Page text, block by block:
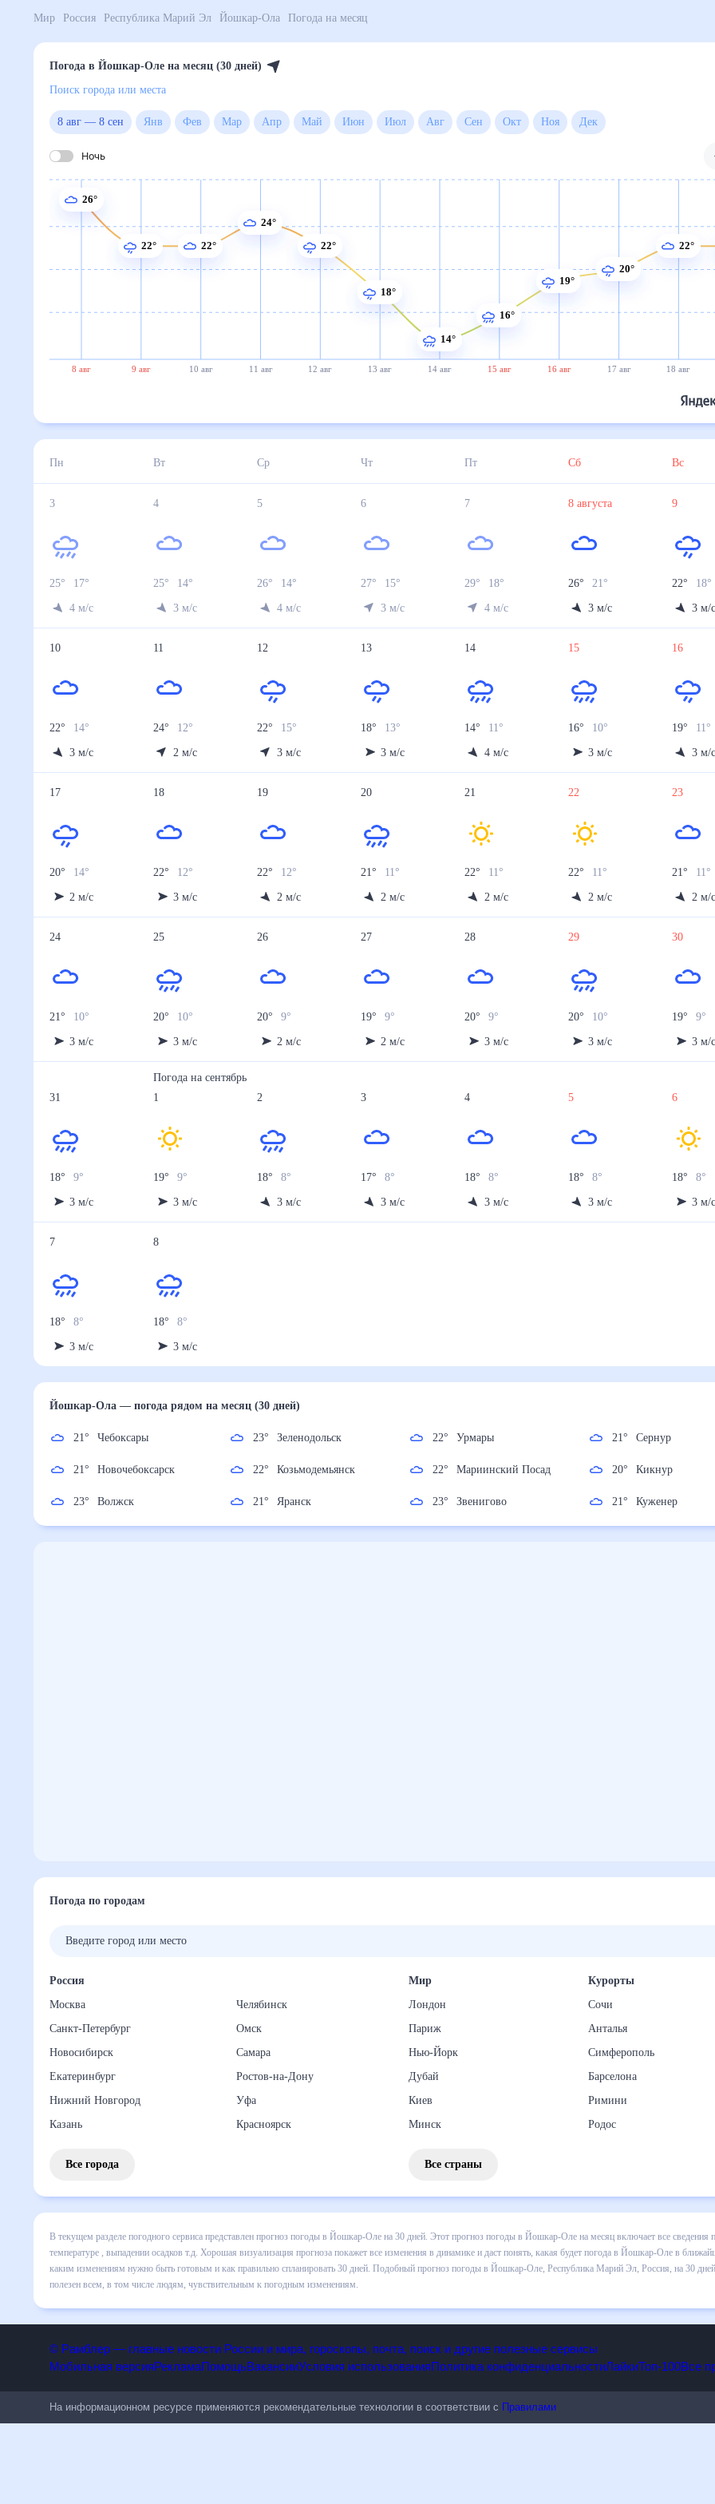
Мир Россия Республика Марий Эл Йошкар-Ола Погода на месяц
Погода в Йошкар-Оле на месяц (30 дней)
Поиск города или места
8 авг— 8 сен Янв Фев Мар Апр Май Июн Июл Авг Сен Окт Ноя
Ночь
8 авг 9 авг 10 авг 11 авг 12 авг 13 авг 14 авг 15 авг 16 авг 17 авг 18 авг
26°
22° 22°
24°
22°
18°
14°
16°
19°
20°
22°
Пн Вт Ср Чт Пт Сб Вс
3
25° 17°
4 м/с
4
25° 14°
3 м/с
5
26° 14°
4 м/с
6
27° 15°
3 м/с
7
29° 18°
4 м/с
8 августа
26° 21°
3 м/с
9
22° 18°
3 м/
10
22° 14°
3 м/с
11
24° 12°
2 м/с
12
22° 15°
3 м/с
13
18° 13°
3 м/с
14
14° 11°
4 м/с
15
16° 10°
3 м/с
16
19° 11°
3 м/
17
20° 14°
2 м/с
18
22° 12°
3 м/с
19
22° 12°
2 м/с
20
21° 11°
2 м/с
21
22° 11°
2 м/с
22
22° 11°
2 м/с
23
21° 11°
2 м/
24
21° 10°
3 м/с
25
20° 10°
3 м/с
26
20° 9
2 м/с
27
19° 9°
2 м/с
28
20° 9
3 м/с
29
20° 10°
3 м/с
30
19° 9°
3 м/
31
18° 9°
3 м/с
Погода насентябрь
1
19° 9°
3 м/с
2
18° 8°
3 м/с
3
17° 8°
3 м/с
4
18° 8°
3 м/с
5
18° 8°
3 м/с
6
18° 8°
3 м/
7
18° 8°
3 м/с
8
18° 8°
3 м/с
Йошкар-Ола— погода рядомна месяц (30 дней)
21° Чебоксары
21° Новочебоксарск
23° Волжск
23° Зеленодольск
22° Козьмодемьянск
21° Яранск
22° Урмары
22° Мариинский Посад
23° Звенигово
21° Сернур
20° Кикнур
21° Куженер
Погода по городам
Россия
Москва
Санкт-Петербург
Новосибирск
Екатеринбург
Нижний Новгород
Казань
Челябинск
Омск
Самара
Ростов-на-Дону
Уфа
Красноярск
Все города
Мир
Лондон
Париж
Нью-Йорк
Дубай
Киев
Минск
Курорты
Сочи
Анталья
Симферополь
Барселона
Римини
Родос
Все страны
В текущем разделе погодного сервиса представлен прогноз погоды в Йошкар-Оле на 30 дней. Этот прогноз погоды в Йошкар-
месяц включает все сведения по дневной температуре , выпадении осадков т.д. Хорошая визуализация прогноза покажет все
динамике и даст понять, какая будет погода в Йошкар-Оле в ближайший месяц, к каким изменениям нужно быть готовым и как
спланировать 30 дней. Подобный прогноз погоды в Йошкар-Оле, Республика Марий Эл, Россия, на 30 дней будет полезен всем,
© Рамблер — главные новости России и мира, гороскопы, почта, поиск и другие полезные сервисы
На информационном ресурсе применяются рекомендательные технологии в соответствии сПравилами